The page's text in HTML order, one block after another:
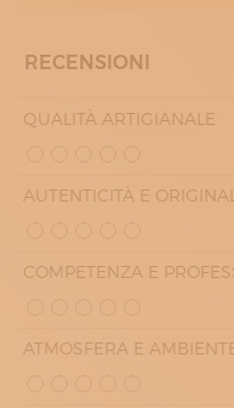
RECENSIONI
QUALITÀ ARTIGIANALE
AUTENTICITÀ E
COMPETENZA E
ATMOSFERA E